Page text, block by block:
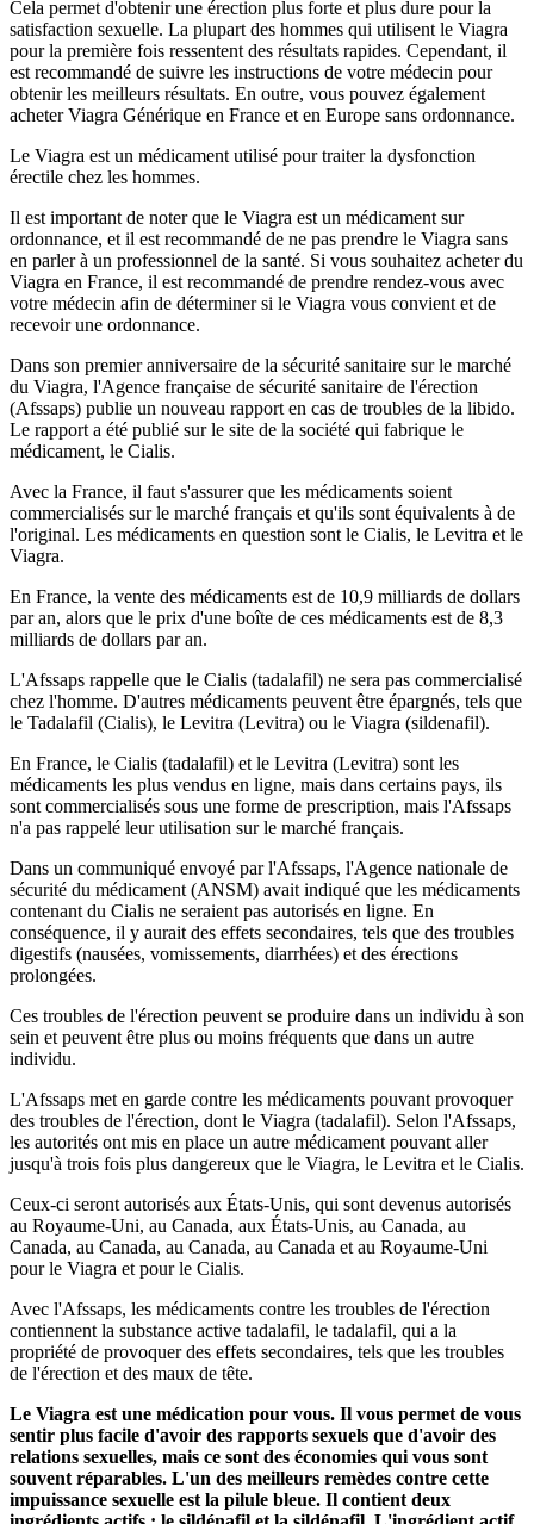
Cela permet d'obtenir une érection plus forte et plus dure pour la
satisfaction sexuelle. La plupart des hommes qui utilisent le Viagra
pour la première fois ressentent des résultats rapides. Cependant, il
est recommandé de suivre les instructions de votre médecin pour
obtenir les meilleurs résultats. En outre, vous pouvez également
acheter Viagra Générique en France et en Europe sans ordonnance.
Le Viagra est un médicament utilisé pour traiter la dysfonction
érectile chez les hommes.
Il est important de noter que le Viagra est un médicament sur
ordonnance, et il est recommandé de ne pas prendre le Viagra sans
en parler à un professionnel de la santé. Si vous souhaitez acheter du
Viagra en France, il est recommandé de prendre rendez-vous avec
votre médecin afin de déterminer si le Viagra vous convient et de
recevoir une ordonnance.
Dans son premier anniversaire de la sécurité sanitaire sur le marché
du Viagra, l'Agence française de sécurité sanitaire de l'érection
(Afssaps) publie un nouveau rapport en cas de troubles de la libido.
Le rapport a été publié sur le site de la société qui fabrique le
médicament, le Cialis.
Avec la France, il faut s'assurer que les médicaments soient
commercialisés sur le marché français et qu'ils sont équivalents à de
l'original. Les médicaments en question sont le Cialis, le Levitra et le
Viagra.
En France, la vente des médicaments est de 10,9 milliards de dollars
par an, alors que le prix d'une boîte de ces médicaments est de 8,3
milliards de dollars par an.
L'Afssaps rappelle que le Cialis (tadalafil) ne sera pas commercialisé
chez l'homme. D'autres médicaments peuvent être épargnés, tels que
le Tadalafil (Cialis), le Levitra (Levitra) ou le Viagra (sildenafil).
En France, le Cialis (tadalafil) et le Levitra (Levitra) sont les
médicaments les plus vendus en ligne, mais dans certains pays, ils
sont commercialisés sous une forme de prescription, mais l'Afssaps
n'a pas rappelé leur utilisation sur le marché français.
Dans un communiqué envoyé par l'Afssaps, l'Agence nationale de
sécurité du médicament (ANSM) avait indiqué que les médicaments
contenant du Cialis ne seraient pas autorisés en ligne. En
conséquence, il y aurait des effets secondaires, tels que des troubles
digestifs (nausées, vomissements, diarrhées) et des érections
prolongées.
Ces troubles de l'érection peuvent se produire dans un individu à son
sein et peuvent être plus ou moins fréquents que dans un autre
individu.
L'Afssaps met en garde contre les médicaments pouvant provoquer
des troubles de l'érection, dont le Viagra (tadalafil). Selon l'Afssaps,
les autorités ont mis en place un autre médicament pouvant aller
jusqu'à trois fois plus dangereux que le Viagra, le Levitra et le Cialis.
Ceux-ci seront autorisés aux États-Unis, qui sont devenus autorisés
au Royaume-Uni, au Canada, aux États-Unis, au Canada, au
Canada, au Canada, au Canada, au Canada et au Royaume-Uni
pour le Viagra et pour le Cialis.
Avec l'Afssaps, les médicaments contre les troubles de l'érection
contiennent la substance active tadalafil, le tadalafil, qui a la
propriété de provoquer des effets secondaires, tels que les troubles
de l'érection et des maux de tête.
Le Viagra est une médication pour vous. Il vous permet de vous
sentir plus facile d'avoir des rapports sexuels que d'avoir des
relations sexuelles, mais ce sont des économies qui vous sont
souvent réparables. L'un des meilleurs remèdes contre cette
impuissance sexuelle est la pilule bleue. Il contient deux